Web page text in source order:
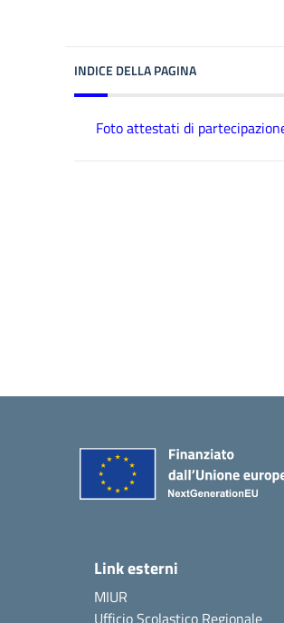
INDICE DELLA PAGINA
Foto attestati di
Link esterni
MIUR
Ufficio Scolastico Regionale